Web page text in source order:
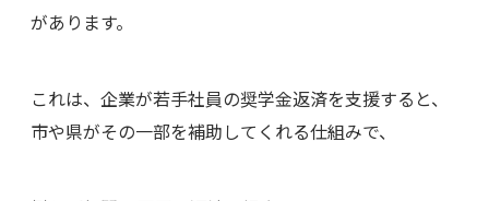
があります。
これは、企業が若手社員の奨学金返済を支援すると、
市や県がその一部を補助してくれる仕組みで、